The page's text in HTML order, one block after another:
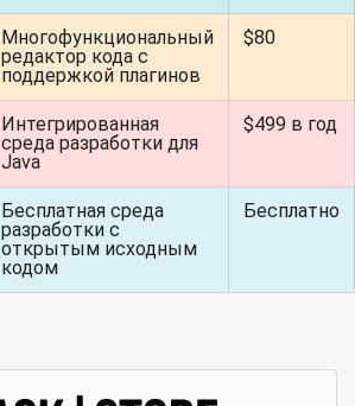
Многофункциональный
редактор кода с
поддержкой плагинов
$80
Интегрированная
среда разработки для
Java
$499 в год
Бесплатная среда
разработки с
открытым исходным
кодом
Бесплатно